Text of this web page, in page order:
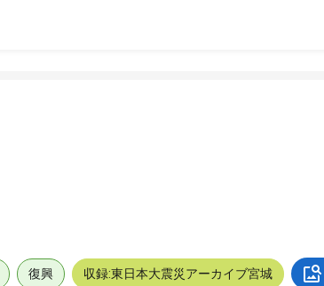
復興 収録:東日本大震災アーカイブ宮城